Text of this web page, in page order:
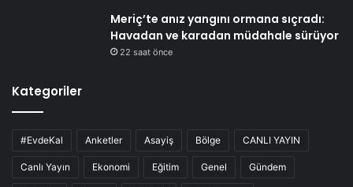
Meriç’te anız yangını ormana sıçradı:
Havadan ve karadan müdahale sürüyor
22 saat önce
Kategoriler
#EvdeKal Anketler Asayiş Bölge CANLI YAYIN
Canlı Yayın Ekonomi Eğitim Genel Gündem